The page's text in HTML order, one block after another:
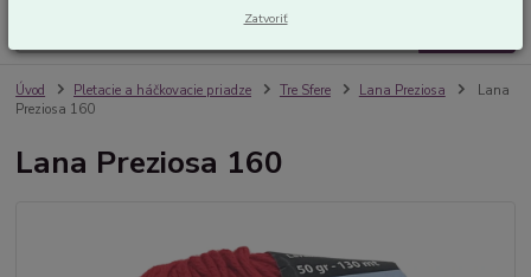
Úvod Pletacie a háčkovacie priadze Tre Sfere Lana Preziosa
Lana
Preziosa 160
Lana Preziosa 160
Zatvoriť